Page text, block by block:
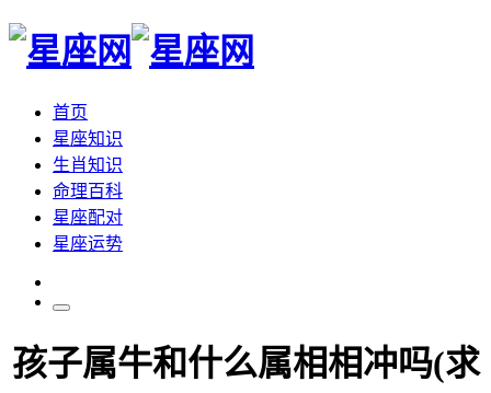
首页
星座知识
生肖知识
命理百科
星座配对
星座运势
孩子属牛和什么属相相冲吗(求